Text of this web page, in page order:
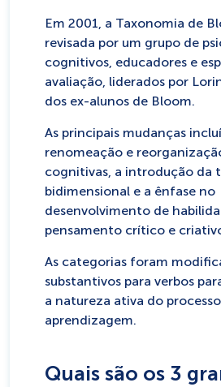
Em 2001, a Taxonomia de
revisada por um grupo de
cognitivos, educadores e
avaliação, liderados por
dos ex-alunos de Bloom.
As principais mudanças
renomeação e
cognitivas, a introdução da
bidimensional e a ênfase no
desenvolvimento de
pensamento crítico e
As categorias foram
substantivos para verbos
a natureza ativa do
aprendizagem.
Quais são os 3